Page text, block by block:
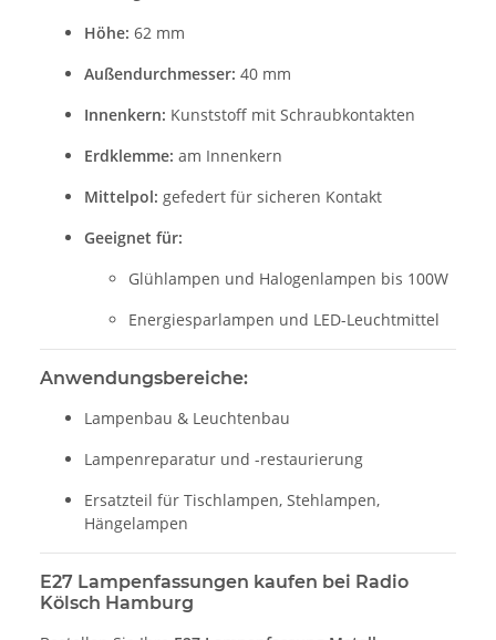
Höhe: 62 mm
Außendurchmesser: 40 mm
Innenkern: Kunststoff mit Schraubkontakten
Erdklemme: am Innenkern
Mittelpol: gefedert für sicheren Kontakt
Geeignet für:
Glühlampen und Halogenlampen bis 100W
Energiesparlampen und LED-Leuchtmittel
Anwendungsbereiche:
Lampenbau & Leuchtenbau
Lampenreparatur und -restaurierung
Ersatzteil für Tischlampen, Stehlampen,
Hängelampen
E27 Lampenfassungen kaufen bei Radio
Kölsch Hamburg